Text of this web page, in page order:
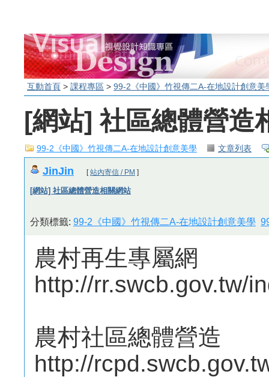
互動首頁 > 課程專區 > 99-2《中國》竹視傳二A-在地設計創意美
[網站] 社區總體營造
99-2《中國》竹視傳二A-在地設計創意美學 文章列表
JinJin [站內寄信 / PM ]
[網站] 社區總體營造相關網站
分類標籤: 99-2《中國》竹視傳二A-在地設計創意美學
農村再生專屬網
http://rr.swcb.gov.tw/
農村社區總體營造
http://